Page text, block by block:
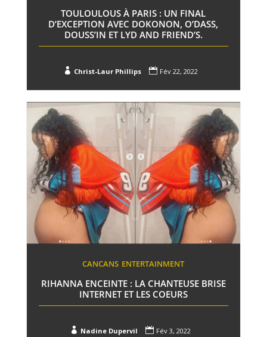
TOULOULOUS À PARIS : UN FINAL
D’EXCEPTION AVEC DOKONON, O’DASS,
DOUSS’IN ET LYD AND FRIEND’S.
 Christ-Laur Phillips  Fév 22, 2022
CANCANS ENTERTAINMENT
RIHANNA ENCEINTE : LA CHANTEUSE BRISE
INTERNET ET LES COEURS
 Nadine Dupervil  Fév 3, 2022